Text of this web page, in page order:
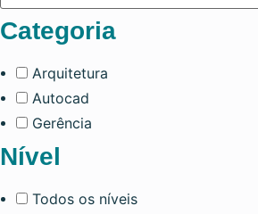
Categoria
Arquitetura
Autocad
Gerência
Nível
Todos os níveis